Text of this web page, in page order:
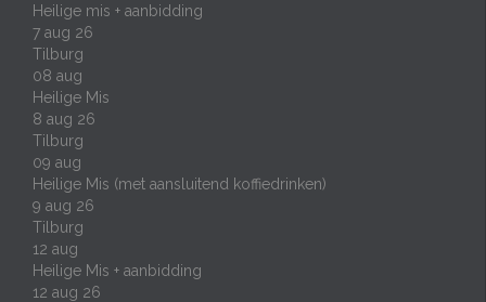
Heilige mis + aanbidding
7 aug 26
Tilburg
08 aug
Heilige Mis
8 aug 26
Tilburg
09 aug
Heilige Mis (met aansluitend koffiedrinken)
9 aug 26
Tilburg
12 aug
Heilige Mis + aanbidding
12 aug 26